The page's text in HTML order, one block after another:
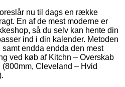
nu til dags en række
En af de mest moderne er
så du selv kan hente din
ind i din kalender. Metoden
endda endda den mest
ved køb af Kitchn – Overskab
Cleveland – Hvid